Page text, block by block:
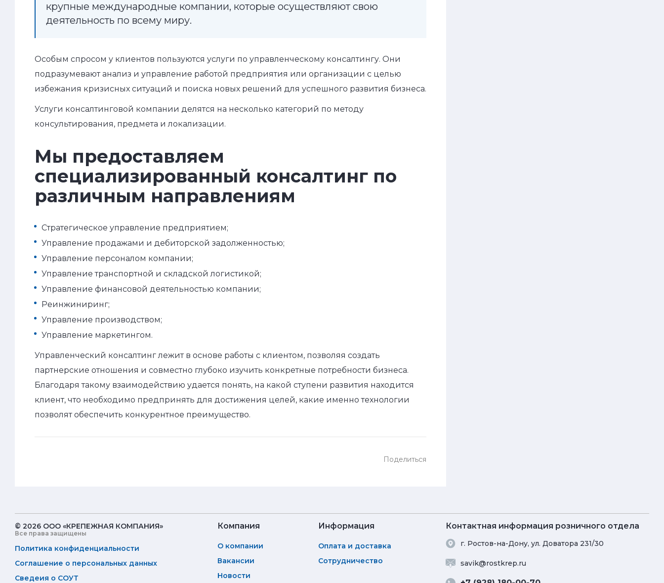
крупные международные компании, которые осуществляют свою
деятельность по всему миру.
Особым спросом у клиентов пользуются услуги по управленческому консалтингу. Они
подразумевают анализ и управление работой предприятия или организации с целью
избежания кризисных ситуаций и поиска новых решений для успешного развития бизнеса.
Услуги консалтинговой компании делятся на несколько категорий по методу
консультирования, предмета и локализации.
Мы предоставляем
специализированный консалтинг по
различным направлениям
Стратегическое управление предприятием;
Управление продажами и дебиторской задолженностью;
Управление персоналом компании;
Управление транспортной и складской логистикой;
Управление финансовой деятельностью компании;
Реинжиниринг;
Управление производством;
Управление маркетингом.
Управленческий консалтинг лежит в основе работы с клиентом, позволяя создать
партнерские отношения и совместно глубоко изучить конкретные потребности бизнеса.
Благодаря такому взаимодействию удается понять, на какой ступени развития находится
клиент, что необходимо предпринять для достижения целей, какие именно технологии
позволят обеспечить конкурентное преимущество.
Поделиться
© 2026 ООО «КРЕПЕЖНАЯ КОМПАНИЯ»
Все права защищены
Политика конфиденциальности
Соглашение о персональных данных
Сведеия о СОУТ
Компания
О компании
Вакансии
Новости
Информация
Оплата и доставка
Сотрудничество
Контактная информация розничного отдела
г. Ростов-на-Дону, ул. Доватора 231/30
savik@rostkrep.ru